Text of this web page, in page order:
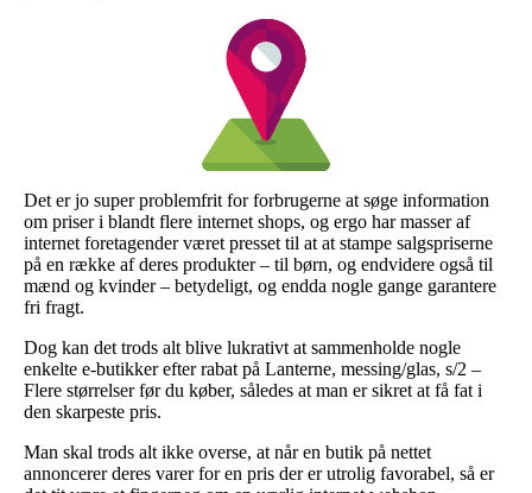
Det er jo super problemfrit for forbrugerne at søge information
om priser i blandt flere internet shops, og ergo har masser af
internet foretagender været presset til at at stampe salgspriserne
på en række af deres produkter – til børn, og endvidere også til
mænd og kvinder – betydeligt, og endda nogle gange garantere
fri fragt.
Dog kan det trods alt blive lukrativt at sammenholde nogle
enkelte e-butikker efter rabat på Lanterne, messing/glas, s/2 –
Flere størrelser før du køber, således at man er sikret at få fat i
den skarpeste pris.
Man skal trods alt ikke overse, at når en butik på nettet
annoncerer deres varer for en pris der er utrolig favorabel, så er